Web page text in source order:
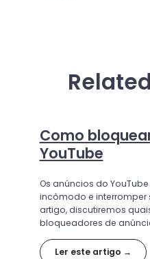
Como
YouTube
Os anúncios do
incômodo e interromper
artigo, discutiremos
bloqueadores de
disponíveis para
Ler este artigo →